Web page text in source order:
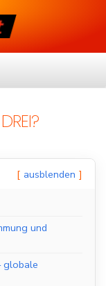
ausblenden
und
globale